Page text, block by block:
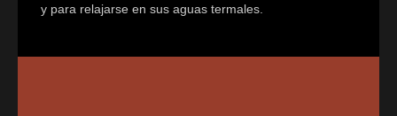
y para relajarse en sus aguas termales.